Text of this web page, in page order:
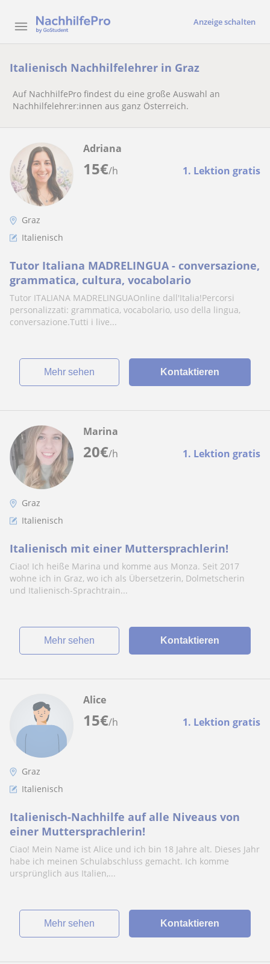
Anzeige schalten
Italienisch Nachhilfelehrer in Graz
Auf NachhilfePro findest du eine große Auswahl an
Nachhilfelehrer:innen aus ganz Österreich.
15€/h 1. Lektion gratis
Adriana
Graz
Italienisch
Tutor Italiana MADRELINGUA - conversazione,
grammatica, cultura, vocabolario
Tutor ITALIANA MADRELINGUAOnline dall'Italia!Percorsi
personalizzati: grammatica, vocabolario, uso della lingua,
conversazione.Tutti i live...
Mehr sehen Kontaktieren
20€/h 1. Lektion gratis
Marina
Graz
Italienisch
Italienisch mit einer Muttersprachlerin!
Ciao! Ich heiße Marina und komme aus Monza. Seit 2017
wohne ich in Graz, wo ich als Übersetzerin, Dolmetscherin
und Italienisch-Sprachtrain...
Mehr sehen Kontaktieren
15€/h 1. Lektion gratis
Alice
Graz
Italienisch
Italienisch-Nachhilfe auf alle Niveaus von
einer Muttersprachlerin!
Ciao! Mein Name ist Alice und ich bin 18 Jahre alt. Dieses Jahr
habe ich meinen Schulabschluss gemacht. Ich komme
ursprünglich aus Italien,...
Mehr sehen Kontaktieren